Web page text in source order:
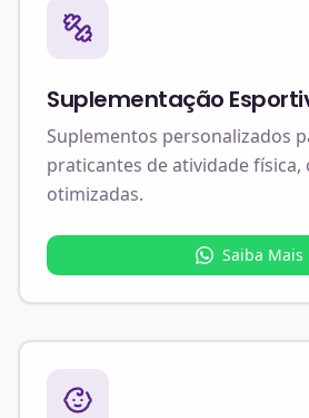
Suplementação
Suplementos personalizados
praticantes de atividade física,
otimizadas.
Saiba Mais